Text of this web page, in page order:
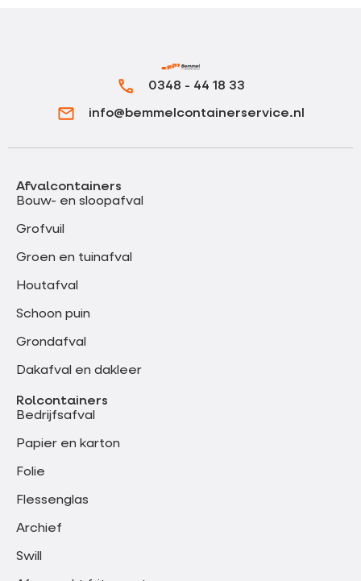
0348 - 44 18 33
info@bemmelcontainerservice.nl
Afvalcontainers
Bouw- en sloopafval
Grofvuil
Groen en tuinafval
Houtafval
Schoon puin
Grondafval
Dakafval en dakleer
Rolcontainers
Bedrijfsafval
Papier en karton
Folie
Flessenglas
Archief
Swill